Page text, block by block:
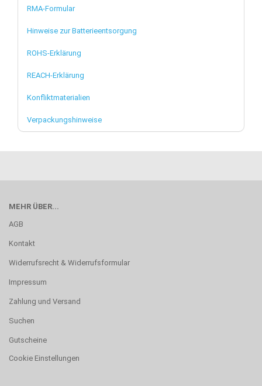
RMA-Formular
Hinweise zur Batterieentsorgung
ROHS-Erklärung
REACH-Erklärung
Konfliktmaterialien
Verpackungshinweise
MEHR ÜBER...
AGB
Kontakt
Widerrufsrecht & Widerrufsformular
Impressum
Zahlung und Versand
Suchen
Gutscheine
Cookie Einstellungen